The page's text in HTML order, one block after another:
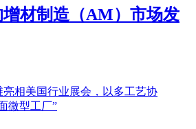
增材制造（AM）市场发